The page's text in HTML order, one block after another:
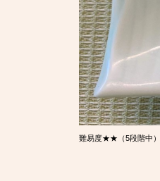
難易度★★（5段階中）